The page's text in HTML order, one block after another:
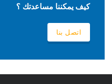
كيف يمكننا مساعدتك ؟
اتصل بنا